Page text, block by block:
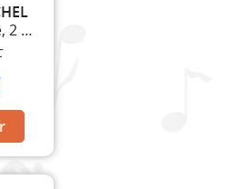
Flûte Traversière, 2 Violons et Basse Continue